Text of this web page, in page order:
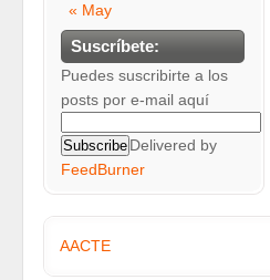
« May
Suscríbete:
Puedes suscribirte a los
posts por e-mail aquí
Delivered by
FeedBurner
AACTE